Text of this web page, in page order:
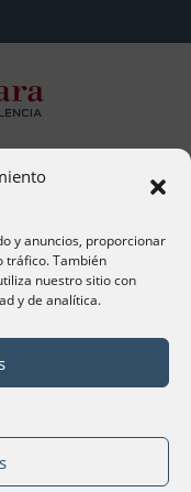
y anuncios, proporcionar
tráfico. También
nuestro sitio con
y de analítica.
2020